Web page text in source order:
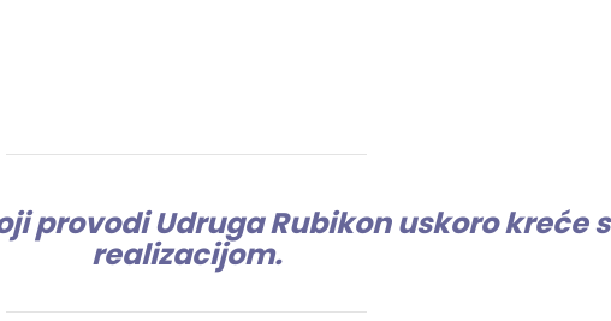
provodi Udruga Rubikon uskoro kreće s
realizacijom.